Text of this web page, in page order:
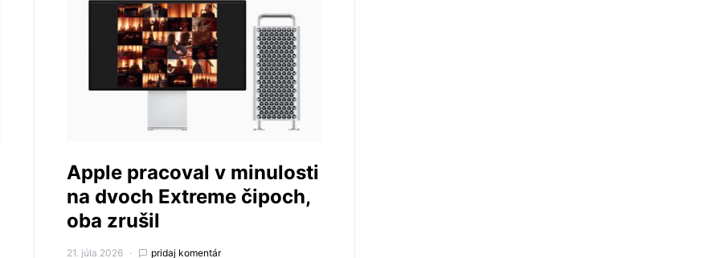
Apple pracoval v minulosti
na dvoch Extreme čipoch,
oba zrušil
21. júla 2026 pridaj komentár